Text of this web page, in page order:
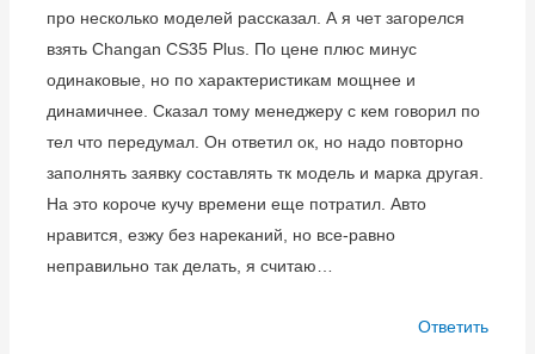
про несколько моделей рассказал. А я чет загорелся
взять Changan CS35 Plus. По цене плюс минус
одинаковые, но по характеристикам мощнее и
динамичнее. Сказал тому менеджеру с кем говорил по
тел что передумал. Он ответил ок, но надо повторно
заполнять заявку составлять тк модель и марка другая.
На это короче кучу времени еще потратил. Авто
нравится, езжу без нареканий, но все-равно
неправильно так делать, я считаю…
Ответить